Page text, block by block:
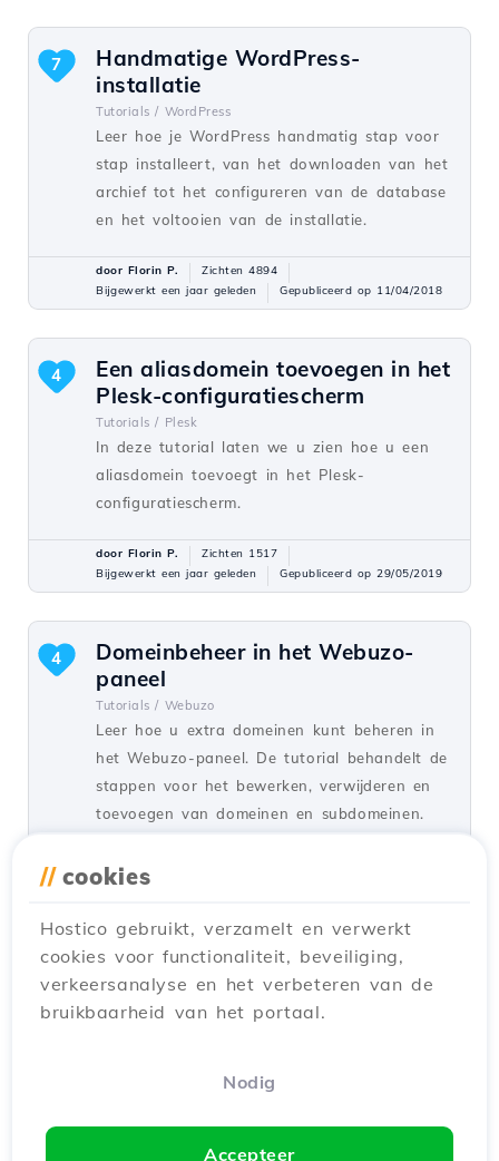
Handmatige WordPress-
installatie
Tutorials / WordPress
Leer hoe je WordPress handmatig stap voor
stap installeert, van het downloaden van het
archief tot het configureren van de database
en het voltooien van de installatie.
7
door Florin P.
Zichten 4894
Bijgewerkt een jaar geleden
Gepubliceerd op 11/04/2018
Een aliasdomein toevoegen in het
Plesk-configuratiescherm
Tutorials / Plesk
In deze tutorial laten we u zien hoe u een
aliasdomein toevoegt in het Plesk-
configuratiescherm.
4
door Florin P.
Zichten 1517
Bijgewerkt een jaar geleden
Gepubliceerd op 29/05/2019
Domeinbeheer in het Webuzo-
paneel
Tutorials / Webuzo
Leer hoe u extra domeinen kunt beheren in
het Webuzo-paneel. De tutorial behandelt de
stappen voor het bewerken, verwijderen en
toevoegen van domeinen en subdomeinen.
4
door Alexandru R.
Bijgewerkt een jaar geleden
Handmatige WordPress-migratie
Tutorials / WordPress
Ontdek hoe je handmatig een WordPress-
overgang van je gegevens te waarborgen.
2
Zichten 1827
// cookies
Hostico gebruikt, verzamelt en verwerkt
cookies voor functionaliteit, beveiliging,
verkeersanalyse en het verbeteren van de
bruikbaarheid van het portaal.
Nodig
Accepteer